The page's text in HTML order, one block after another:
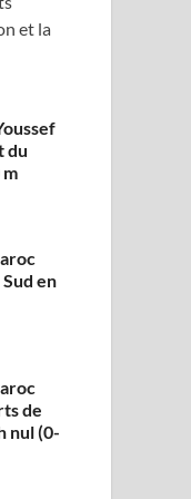
et la
du
m
en
de
nul (0-